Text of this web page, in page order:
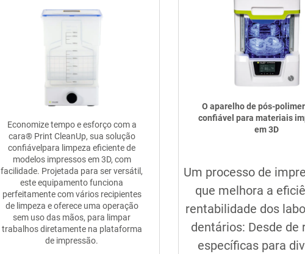
Compartilhe
Economize tempo e esforço com a
cara® Print CleanUp, sua solução
confiávelpara limpeza eficiente de
modelos impressos em 3D, com
facilidade. Projetada para ser versátil,
este equipamento funciona
perfeitamente com vários recipientes
de limpeza e oferece uma operação
sem uso das mãos, para limpar
trabalhos diretamente na plataforma
de impressão.
O aparelho de pós-
confiável para materiais
em 3D
Um processo de
que melhora a
rentabilidade dos
dentários: Desde de
específicas para